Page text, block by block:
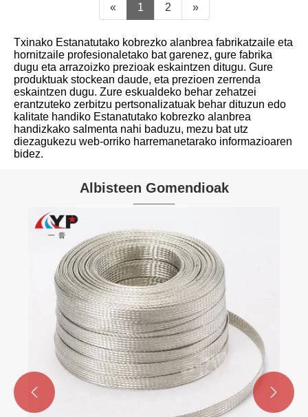
« 1 2 »
Txinako Estanatutako kobrezko alanbrea fabrikatzaile eta
hornitzaile profesionaletako bat garenez, gure fabrika
dugu eta arrazoizko prezioak eskaintzen ditugu. Gure
produktuak stockean daude, eta prezioen zerrenda
eskaintzen dugu. Zure eskualdeko behar zehatzei
erantzuteko zerbitzu pertsonalizatuak behar dituzun edo
kalitate handiko Estanatutako kobrezko alanbrea
handizkako salmenta nahi baduzu, mezu bat utz
diezagukezu web-orriko harremanetarako informazioaren
bidez.
Albisteen Gomendioak
 